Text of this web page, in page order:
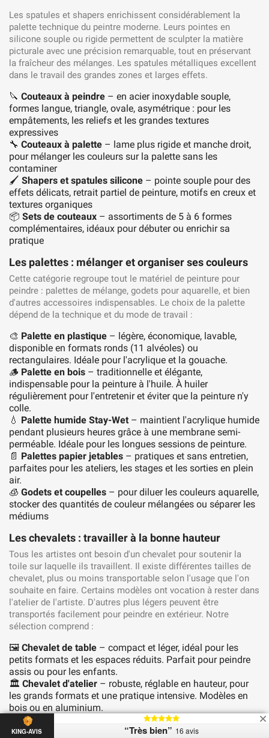
Les spatules et shapers enrichissent considérablement la
palette technique du peintre moderne. Leurs pointes en
silicone souple ou rigide permettent de sculpter la matière
picturale avec une précision remarquable, tout en préservant
la fraîcheur des mélanges. Les spatules métalliques excellent
dans le travail des grandes zones et larges effets.
🔪 Couteaux à peindre – en acier inoxydable souple,
formes langue, triangle, ovale, asymétrique : pour les
empâtements, les reliefs et les grandes textures
expressives
🔧 Couteaux à palette – lame plus rigide et manche droit,
pour mélanger les couleurs sur la palette sans les
contaminer
🖌️ Shapers et spatules silicone – pointe souple pour des
effets délicats, retrait partiel de peinture, motifs en creux et
textures organiques
📦 Sets de couteaux – assortiments de 5 à 6 formes
complémentaires, idéaux pour débuter ou enrichir sa
pratique
Les palettes : mélanger et organiser ses couleurs
Cette catégorie regroupe tout le matériel de peinture pour
peindre : palettes de mélange, godets pour aquarelle, et bien
d'autres accessoires indispensables. Le choix de la palette
dépend de la technique et du mode de travail :
🎨 Palette en plastique – légère, économique, lavable,
disponible en formats ronds (11 alvéoles) ou
rectangulaires. Idéale pour l'acrylique et la gouache.
🪵 Palette en bois – traditionnelle et élégante,
indispensable pour la peinture à l'huile. À huiler
régulièrement pour l'entretenir et éviter que la peinture n'y
colle.
💧 Palette humide Stay-Wet – maintient l'acrylique humide
pendant plusieurs heures grâce à une membrane semi-
perméable. Idéale pour les longues sessions de peinture.
📄 Palettes papier jetables – pratiques et sans entretien,
parfaites pour les ateliers, les stages et les sorties en plein
air.
🧊 Godets et coupelles – pour diluer les couleurs aquarelle,
stocker des quantités de couleur mélangées ou séparer les
médiums
Les chevalets : travailler à la bonne hauteur
Tous les artistes ont besoin d'un chevalet pour soutenir la
toile sur laquelle ils travaillent. Il existe différentes tailles de
chevalet, plus ou moins transportable selon l'usage que l'on
souhaite en faire. Certains modèles ont vocation à rester dans
l'atelier de l'artiste. D'autres plus légers peuvent être
transportés facilement pour peindre en extérieur. Notre
sélection comprend :
🖼️ Chevalet de table – compact et léger, idéal pour les
petits formats et les espaces réduits. Parfait pour peindre
assis ou pour les enfants.
🏛️ Chevalet d'atelier – robuste, réglable en hauteur, pour
les grands formats et une pratique intensive. Modèles en
bois ou en aluminium.
Chevalet de plein air (chevalet de campagne)
compartiment de rangement intégré pour les tubes, les
KING-AVIS “Très bien” 16 avis